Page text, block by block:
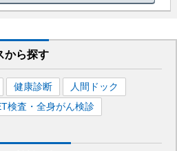
から探す
健康診断
人間ドック
検査・全身がん検診